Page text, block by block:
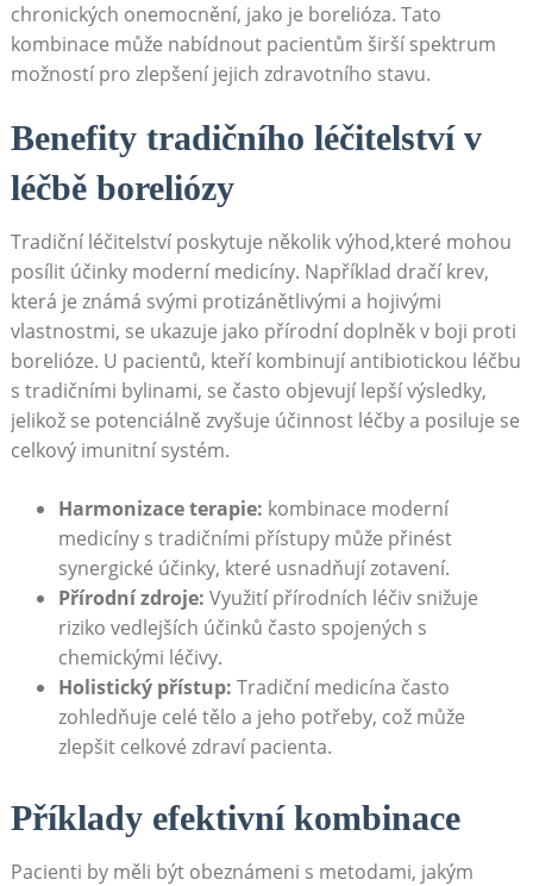
chronických onemocnění, jako je borelióza. Tato
kombinace může nabídnout pacientům širší spektrum
možností pro zlepšení jejich zdravotního stavu.
Benefity tradičního léčitelství v
léčbě boreliózy
Tradiční léčitelství poskytuje několik výhod,které mohou
posílit účinky moderní medicíny. Například dračí krev,
která je známá svými protizánětlivými a hojivými
vlastnostmi, se ukazuje jako přírodní doplněk v boji proti
borelióze. U pacientů, kteří kombinují antibiotickou léčbu
s tradičními bylinami, se často objevují lepší výsledky,
jelikož se potenciálně zvyšuje účinnost léčby a posiluje se
celkový imunitní systém.
Harmonizace terapie: kombinace moderní
medicíny s tradičními přístupy může přinést
synergické účinky, které usnadňují zotavení.
Přírodní zdroje: Využití přírodních léčiv snižuje
riziko vedlejších účinků často spojených s
chemickými léčivy.
Holistický přístup: Tradiční medicína často
zohledňuje celé tělo a jeho potřeby, což může
zlepšit celkové zdraví pacienta.
Příklady efektivní kombinace
Pacienti by měli být obeznámeni s metodami, jakým